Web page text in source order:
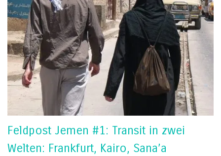
Feldpost Jemen #1: Transit in zwei
Welten: Frankfurt, Kairo, Sana’a